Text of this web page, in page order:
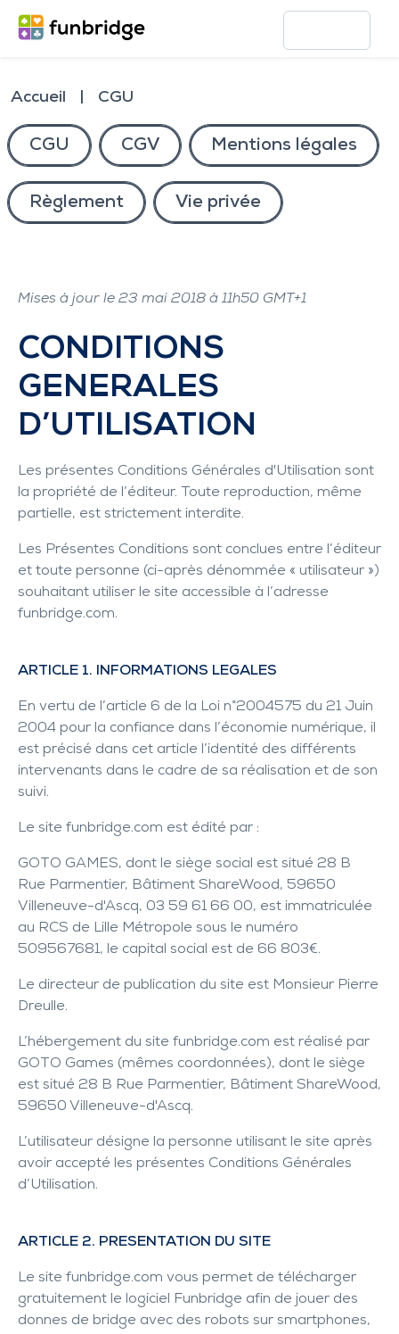
Accueil CGU
CGU CGV Mentions légales
Règlement Vie privée
Mises à jour le 23 mai 2018 à 11h50 GMT+1
CONDITIONS
GENERALES
D’UTILISATION
Les présentes Conditions Générales d'Utilisation sont
la propriété de l’éditeur. Toute reproduction, même
partielle, est strictement interdite.
Les Présentes Conditions sont conclues entre l’éditeur
et toute personne (ci-après dénommée « utilisateur »)
souhaitant utiliser le site accessible à l’adresse
funbridge.com.
ARTICLE 1. INFORMATIONS LEGALES
En vertu de l’article 6 de la Loi n°2004575 du 21 Juin
2004 pour la confiance dans l’économie numérique, il
est précisé dans cet article l’identité des différents
intervenants dans le cadre de sa réalisation et de son
suivi.
Le site funbridge.com est édité par :
GOTO GAMES, dont le siège social est situé 28 B
Rue Parmentier, Bâtiment ShareWood, 59650
Villeneuve-d'Ascq, 03 59 61 66 00, est immatriculée
au RCS de Lille Métropole sous le numéro
509567681, le capital social est de 66 803€.
Le directeur de publication du site est Monsieur Pierre
Dreulle.
L’hébergement du site funbridge.com est réalisé par
GOTO Games (mêmes coordonnées), dont le siège
est situé 28 B Rue Parmentier, Bâtiment ShareWood,
59650 Villeneuve-d'Ascq.
L’utilisateur désigne la personne utilisant le site après
avoir accepté les présentes Conditions Générales
d’Utilisation.
ARTICLE 2. PRESENTATION DU SITE
Le site funbridge.com vous permet de télécharger
gratuitement le logiciel Funbridge afin de jouer des
donnes de bridge avec des robots sur smartphones,